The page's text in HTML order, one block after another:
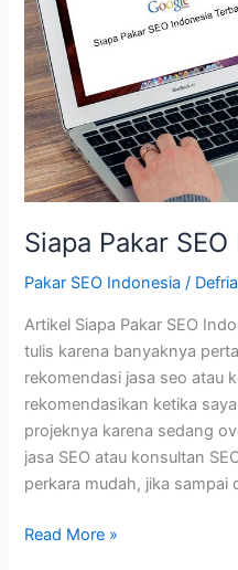
Siapa Pakar
Pakar SEO Indonesia /
Artikel Siapa Pakar SEO
tulis karena banyaknya
rekomendasi jasa seo atau
rekomendasikan ketika
projeknya karena sedang
jasa SEO atau konsultan
perkara mudah, jika
Siapa
Read More »